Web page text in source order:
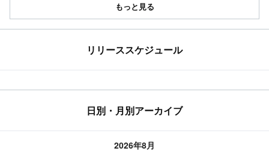
もっと見る
リリーススケジュール
日別・月別アーカイブ
2026年8月